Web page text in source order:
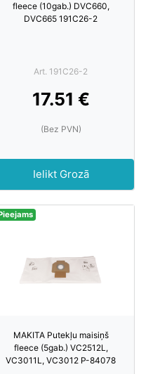
fleece (10gab.) DVC660,
DVC665 191C26-2
Art. 191C26-2
17.51 €
(Bez PVN)
Ielikt Grozā
MAKITA Putekļu maisiņš
fleece (5gab.) VC2512L,
VC3011L, VC3012 P-84078